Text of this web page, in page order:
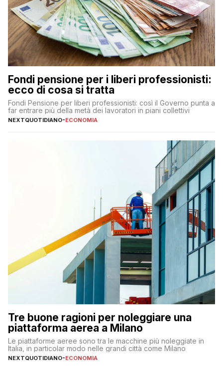
Fondi pensione per i liberi professionisti:
ecco di cosa si tratta
Fondi Pensione per liberi professionisti: così il Governo punta a
far entrare più della metà dei lavoratori in piani collettivi
NEXTQUOTIDIANO-ECONOMIA
Tre buone ragioni per noleggiare una
piattaforma aerea a Milano
Le piattaforme aeree sono tra le macchine più noleggiate in
Italia, in particolar modo nelle grandi città come Milano
NEXTQUOTIDIANO-ECONOMIA